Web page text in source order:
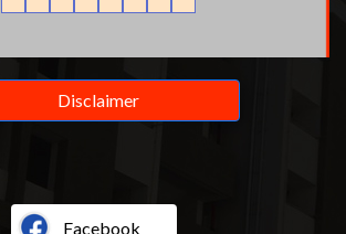
Disclaimer
Facebook